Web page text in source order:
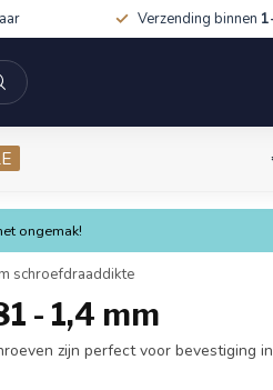
Verzending binnen
ongemak!
schroefdraaddikte
- 1,4 mm
zijn perfect voor